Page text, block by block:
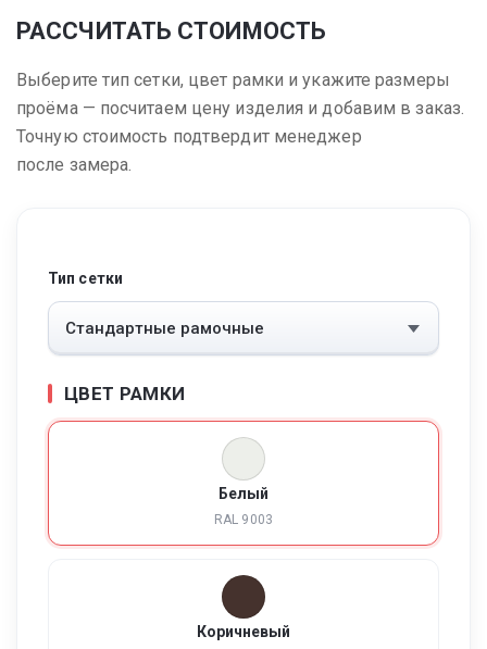
РАССЧИТАТЬ СТОИМОСТЬ
Выберите тип сетки, цвет рамки и укажите размеры
проёма — посчитаем цену изделия и добавим в заказ.
Точную стоимость подтвердит менеджер
после замера.
Тип сетки
ЦВЕТ РАМКИ
Белый
RAL 9003
Коричневый